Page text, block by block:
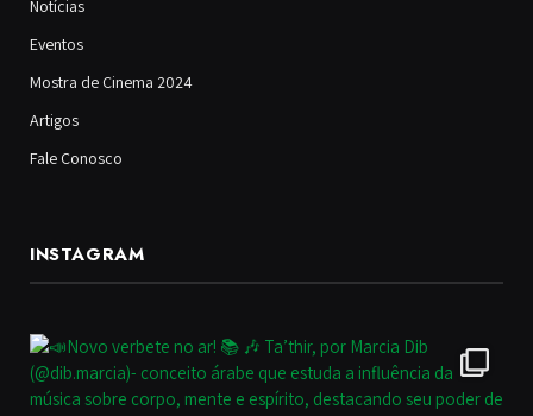
Notícias
Eventos
Mostra de Cinema 2024
Artigos
Fale Conosco
INSTAGRAM